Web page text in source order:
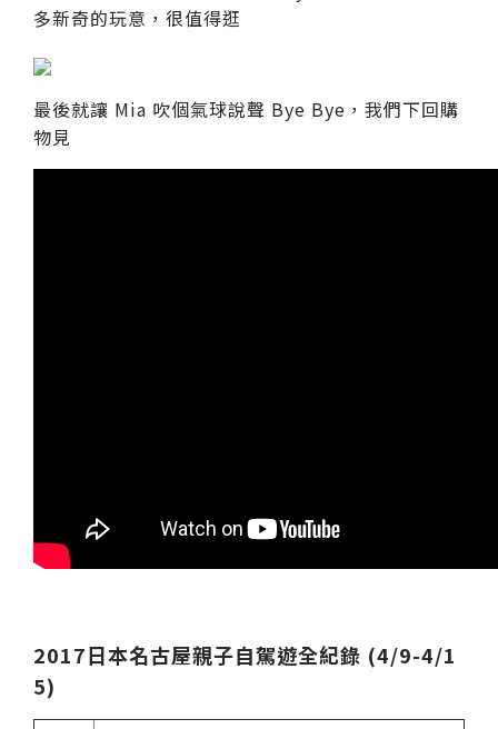
多新奇的玩意，很值得逛
最後就讓 Mia 吹個氣球說聲 Bye Bye，我們下回購
物見
2017日本名古屋親子自駕遊全紀錄 (4/9-4/1
5)